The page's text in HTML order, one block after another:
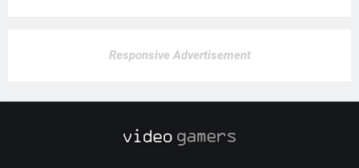
Responsive Advertisement